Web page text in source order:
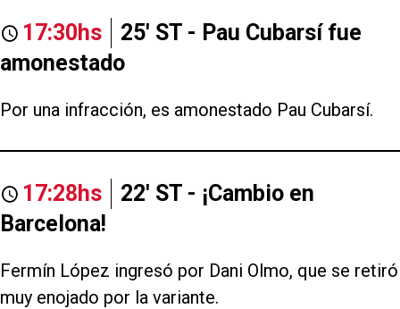
17:30hs
25' ST - Pau Cubarsí fue
amonestado
Por una infracción, es amonestado Pau Cubarsí.
17:28hs
22' ST - ¡Cambio en
Barcelona!
Fermín López ingresó por Dani Olmo, que se retiró
muy enojado por la variante.